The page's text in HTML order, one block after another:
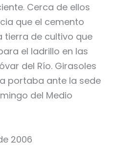
Cerca de ellos
que el cemento
tierra de cultivo que
el ladrillo en las
del Río. Girasoles
portaba ante la sede
del Medio
2006